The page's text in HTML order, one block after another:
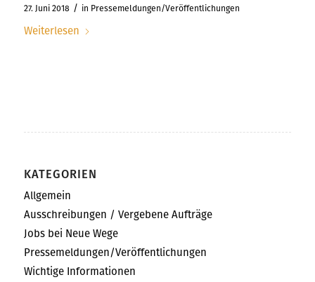
27. Juni 2018 / in Pressemeldungen/Veröffentlichungen
Weiterlesen
KATEGORIEN
Allgemein
Ausschreibungen / Vergebene Aufträge
Jobs bei Neue Wege
Pressemeldungen/Veröffentlichungen
Wichtige Informationen